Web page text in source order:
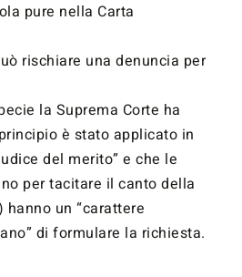
pure nella Carta
rischiare una denuncia per
la Suprema Corte ha
è stato applicato in
del merito” e che le
per tacitare il canto della
un “carattere
di formulare la richiesta.